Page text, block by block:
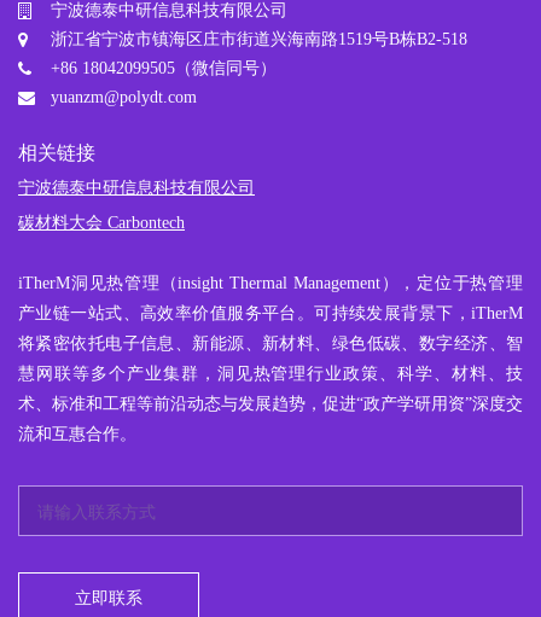
宁波德泰中研信息科技有限公司
浙江省宁波市镇海区庄市街道兴海南路1519号B栋B2-518
+86 18042099505（微信同号）
yuanzm@polydt.com
相关链接
宁波德泰中研信息科技有限公司
碳材料大会 Carbontech
iTherM洞见热管理
（insight Thermal Management），定位于热管理
产业链一站式、高效率价值服务平台。可持续发展背景下，iTherM
将紧密依托电子信息、新能源、新材料、绿色低碳、数字经济、智
慧网联等多个产业集群，洞见热管理行业政策、科学、材料、技
术、标准和工程等前沿动态与发展趋势，促进“政产学研用资”深度交
流和互惠合作。
立即联系